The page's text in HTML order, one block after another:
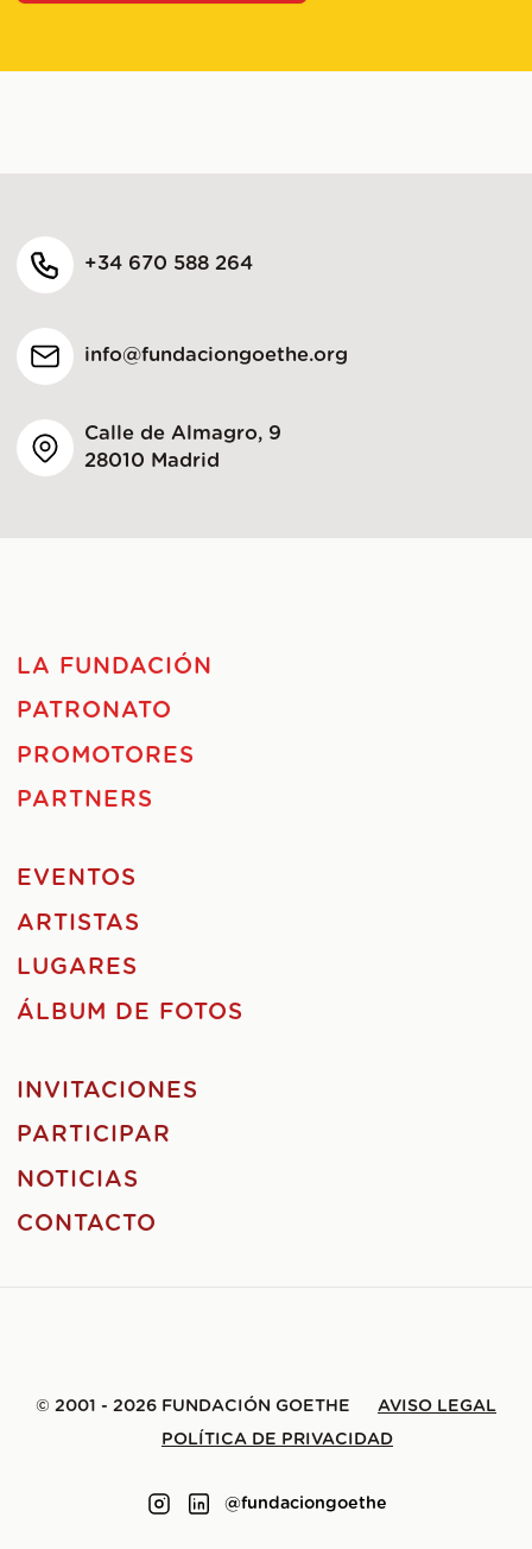
+34 670 588 264
info@fundaciongoethe.org
Calle de Almagro, 9
28010 Madrid
LA FUNDACIÓN
PATRONATO
PROMOTORES
PARTNERS
EVENTOS
ARTISTAS
LUGARES
ÁLBUM DE FOTOS
INVITACIONES
PARTICIPAR
NOTICIAS
CONTACTO
© 2001 - 2026 FUNDACIÓN GOETHE
AVISO LEGAL
POLÍTICA DE PRIVACIDAD
@fundaciongoethe